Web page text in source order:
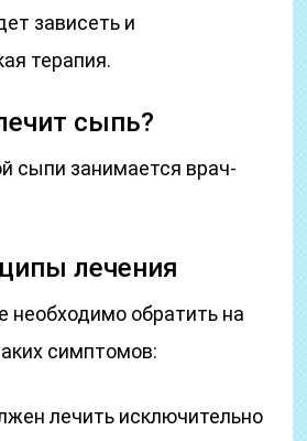
зависеть и
терапия.
сыпь?
сыпи занимается врач-
лечения
необходимо обратить на
симптомов:
лечить исключительно